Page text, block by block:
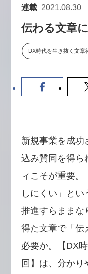
セミナー
連載 2021.08.30
伝わる文章
DX時代を生き抜く文章
新規事業を成功
込み賛同を得ら
ィこそが重要
しにくい」と
推進すらままな
得た文章で「伝
必要か。【DX
回】は、分かり